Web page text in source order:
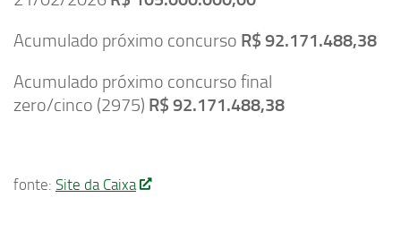
Acumulado próximo concurso R$ 92.171.488,38
Acumulado próximo concurso final
zero/cinco (2975) R$ 92.171.488,38
fonte: Site da Caixa